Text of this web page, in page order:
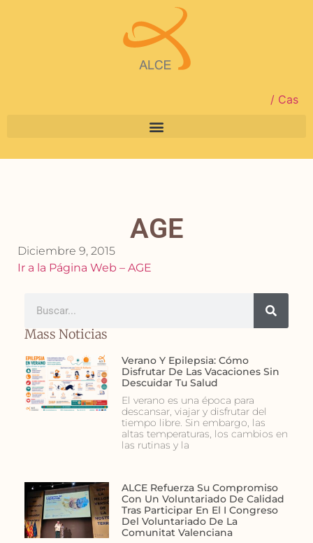
/ Cas
AGE
Diciembre 9, 2015
Ir a la Página Web – AGE
Mass Noticias
Verano Y Epilepsia: Cómo
Disfrutar De Las Vacaciones Sin
Descuidar Tu Salud
El verano es una época para
descansar, viajar y disfrutar del
tiempo libre. Sin embargo, las
altas temperaturas, los cambios en
las rutinas y la
ALCE Refuerza Su Compromiso
Con Un Voluntariado De Calidad
Tras Participar En El I Congreso
Del Voluntariado De La
Comunitat Valenciana